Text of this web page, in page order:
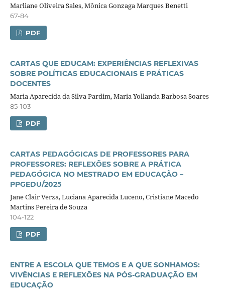
Marliane Oliveira Sales, Mônica Gonzaga Marques Benetti
67-84
PDF
CARTAS QUE EDUCAM: EXPERIÊNCIAS REFLEXIVAS
SOBRE POLÍTICAS EDUCACIONAIS E PRÁTICAS
DOCENTES
Maria Aparecida da Silva Pardim, Maria Yollanda Barbosa Soares
85-103
PDF
CARTAS PEDAGÓGICAS DE PROFESSORES PARA
PROFESSORES: REFLEXÕES SOBRE A PRÁTICA
PEDAGÓGICA NO MESTRADO EM EDUCAÇÃO –
PPGEDU/2025
Jane Clair Verza, Luciana Aparecida Luceno, Cristiane Macedo
Martins Pereira de Souza
104-122
PDF
ENTRE A ESCOLA QUE TEMOS E A QUE SONHAMOS:
VIVÊNCIAS E REFLEXÕES NA PÓS-GRADUAÇÃO EM
EDUCAÇÃO